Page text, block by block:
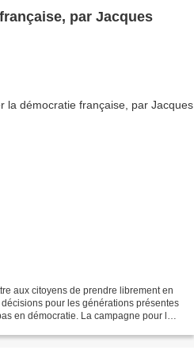
par Jacques
aux citoyens de prendre librement en
pour les générations présentes
en démocratie. La campagne pour les